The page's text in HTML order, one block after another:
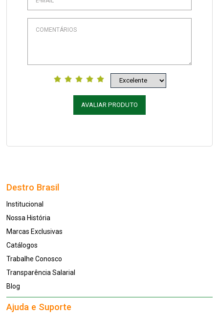
AVALIAR PRODUTO
Destro Brasil
Institucional
Nossa História
Marcas Exclusivas
Catálogos
Trabalhe Conosco
Transparência Salarial
Blog
Ajuda e Suporte